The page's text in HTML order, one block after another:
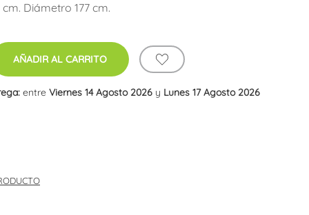
Diámetro 177 cm.
AÑADIR AL CARRITO
entre Viernes 14 Agosto 2026 y Lunes 17 Agosto 2026